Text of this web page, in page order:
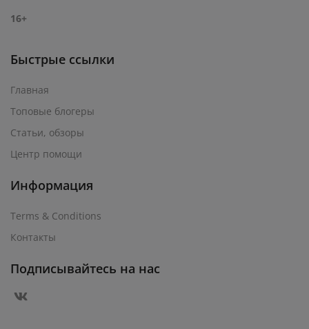
16+
Быстрые ссылки
Главная
Топовые блогеры
Статьи, обзоры
Центр помощи
Информация
Terms & Conditions
Контакты
Подписывайтесь на нас